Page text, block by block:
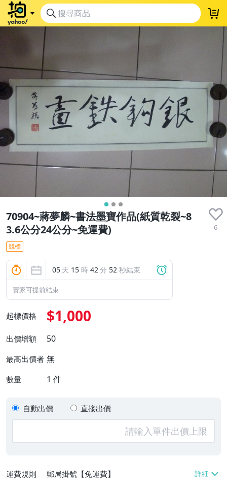
70904~蔣夢麟~書法墨寶作品(紙質乾裂~8
3.6公分24公分~免運費)
6
競標
05 天 15 時 42分 51 秒結束
賣家可提前結束
起標價格 $1,000
出價增額 50
最高出價者 無
數量 1 件
自動出價 直接出價
運費規則
郵局掛號【免運費】